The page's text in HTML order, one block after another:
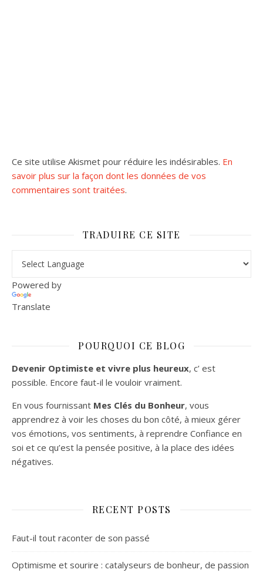
Ce site utilise Akismet pour réduire les indésirables. En
savoir plus sur la façon dont les données de vos
commentaires sont traitées.
TRADUIRE CE SITE
Powered by
Translate
POURQUOI CE BLOG
Devenir Optimiste et vivre plus heureux, c’ est
possible. Encore faut-il le vouloir vraiment.
En vous fournissant Mes Clés du Bonheur, vous
apprendrez à voir les choses du bon côté, à mieux gérer
vos émotions, vos sentiments, à reprendre Confiance en
soi et ce qu’est la pensée positive, à la place des idées
négatives.
RECENT POSTS
Faut-il tout raconter de son passé
Optimisme et sourire : catalyseurs de bonheur, de passion